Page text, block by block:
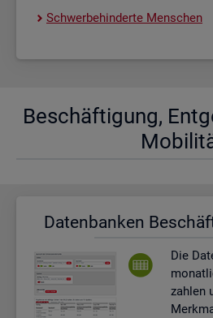
Schwer­be­hin­der­te Men­schen
Be­schäf­ti­gung,
Da­ten­ban­ken
Die
zah­len